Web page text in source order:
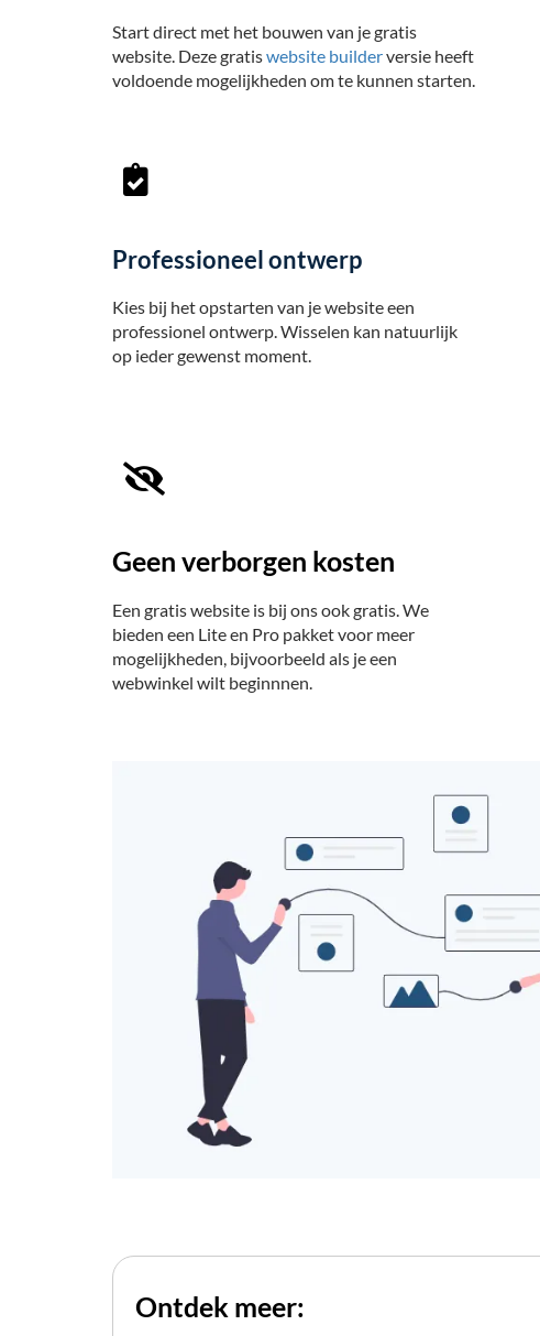
Start direct met het bouwen van je gratis
website. Deze gratiswebsite builderversie heeft
voldoende mogelijkheden om te kunnen starten.
Professioneel ontwerp
Kies bij het opstarten van je website een
professionel ontwerp. Wisselen kan natuurlijk
op ieder gewenst moment.
Geen verborgen kosten
Een gratis website is bij ons ook gratis. We
bieden een Lite en Pro pakket voor meer
mogelijkheden, bijvoorbeeld als je een
webwinkel wilt beginnnen.
Ontdek meer: